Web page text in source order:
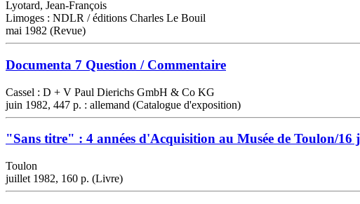
Lyotard, Jean-François
Limoges : NDLR / éditions Charles Le Bouil
mai 1982 (Revue)
Documenta 7 Question / Commentaire
Cassel : D + V Paul Dierichs GmbH & Co KG
juin 1982, 447 p. : allemand (Catalogue d'exposition)
"Sans titre" : 4 années d'Acquisition au Musée de Toulon/16
Toulon
juillet 1982, 160 p. (Livre)